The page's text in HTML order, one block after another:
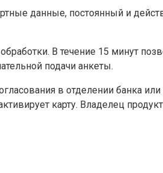
данные, постоянный и
В течение 15 минут
подачи анкеты.
в отделении банка
карту. Владелец